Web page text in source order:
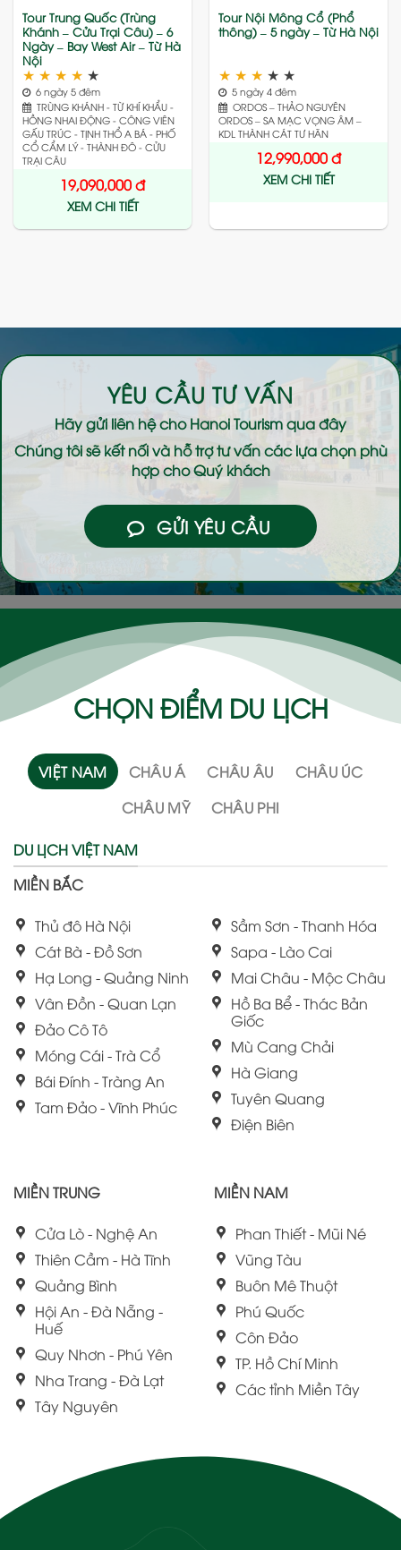
Tour Trung Quốc (Trùng
Khánh – Cửu Trại Câu) – 6
Ngày – Bay West Air – Từ Hà
Nội
★ ★ ★ ★ ★
6 ngày 5 đêm
TRÙNG KHÁNH - TỪ KHÍ KHẨU -
HỒNG NHAI ĐỘNG - CÔNG VIÊN
GẤU TRÚC - TỊNH THỔ A BÁ - PHỐ
CỔ CẨM LÝ - THÀNH ĐÔ - CỬU
TRẠI CÂU
19,090,000đ
XEM CHI TIẾT
Tour Nội Mông Cổ (Phổ
thông) – 5 ngày – Từ Hà Nội
★ ★ ★ ★ ★
5 ngày 4 đêm
ORDOS – THẢO NGUYÊN
ORDOS – SA MẠC VỌNG ÂM –
KDL THÀNH CÁT TƯ HÃN
12,990,000đ
XEM CHI TIẾT
YÊU CẦU TƯ VẤN
Hãy gửi liên hệ choHanoi Tourismqua đây
Chúng tôi sẽ kết nối và hỗ trợ tư vấn các lựa chọn phù
hợp cho Quý khách
GỬI YÊU CẦU
CHỌN ĐIỂM DU LỊCH
VIỆT NAM CHÂU Á CHÂU ÂU
CHÂU ÚC
CHÂU MỸ
CHÂU PHI
DU LỊCH VIỆT NAM
MIỀN BẮC
Thủ đô Hà Nội
Cát Bà - Đồ Sơn
Hạ Long - Quảng Ninh
Vân Đồn - Quan Lạn
Đảo Cô Tô
Móng Cái - Trà Cổ
Bái Đính - Tràng An
Tam Đảo - Vĩnh Phúc
Sầm Sơn - Thanh Hóa
Sapa - Lào Cai
Mai Châu - Mộc Châu
Hồ Ba Bể - Thác Bản
Giốc
Mù Cang Chải
Hà Giang
Tuyên Quang
Điện Biên
MIỀN TRUNG
Cửa Lò - Nghệ An
Thiên Cầm - Hà Tĩnh
Quảng Bình
Hội An - Đà Nẵng -
Huế
Quy Nhơn - Phú Yên
Nha Trang - Đà Lạt
Tây Nguyên
MIỀN NAM
Phan Thiết - Mũi Né
Vũng Tàu
Buôn Mê Thuột
Phú Quốc
Côn Đảo
TP. Hồ Chí Minh
Các tỉnh Miền Tây